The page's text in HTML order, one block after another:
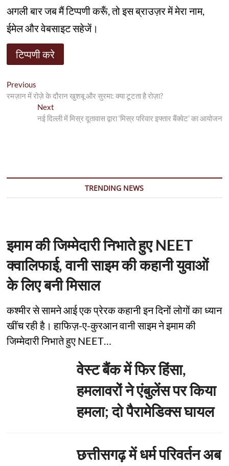
अगली बार जब मैं टिप्पणी करूँ, तो इस ब्राउज़र में मेरा नाम,
ईमेल और वेबसाइट सहेजें।
पो
स्ट
Previous
r
e
v
s
रमज़ान में रोज़े के दौरान खुशबू और सुरमा: क्या टूटता है रोज़ा?
Next
e
:
नई दिल्ली में मिस्र दूतावास द्वारा ‘मिस्र परिवार इफ्तार बैंक्वेट’ का आयोजन
TRENDING NEWS
इमाम की जिम्मेदारी निभाते हुए NEET
क्वालिफाई, वानी साइम की कहानी युवाओं
के लिए बनी मिसाल
कश्मीर से सामने आई एक प्रेरक कहानी इन दिनों लोगों का ध्यान
खींच रही है। हाफिज़-ए-कुरआन वानी साइम ने इमाम की
जिम्मेदारी निभाते हुए NEET…
वेस्ट बैंक में फिर हिंसा,
हमलावरों ने एंबुलेंस पर किया
हमला; दो पैरामेडिक्स घायल
छत्तीसगढ़ में धर्म परिवर्तन अब